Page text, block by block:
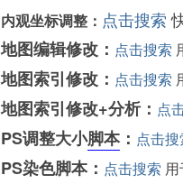
内观坐标调整： 点击搜索
地图编辑修改： 点击搜索
地图索引修改： 点击搜索
地图索引修改+分析： 点
PS调整大小脚本： 点击搜
PS染色脚本： 点击搜索